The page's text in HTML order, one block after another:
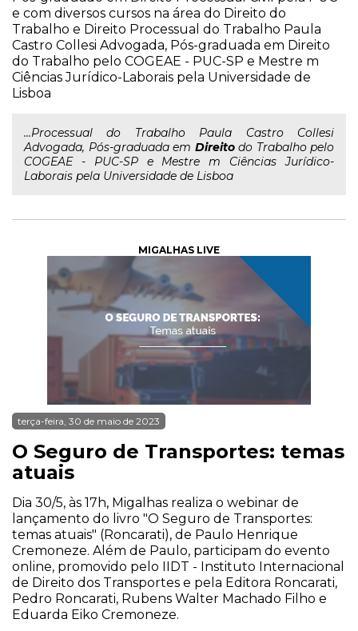
e com diversos cursos na área do Direito do
Trabalho e Direito Processual do Trabalho Paula
Castro Collesi Advogada, Pós-graduada em Direito
do Trabalho pelo COGEAE - PUC-SP e Mestre m
Ciências Jurídico-Laborais pela Universidade de
Lisboa
...Processual do Trabalho Paula Castro Collesi
Advogada, Pós-graduada em Direitodo Trabalho pelo
COGEAE - PUC-SP e Mestre m Ciências Jurídico-
Laborais pela Universidade de Lisboa
MIGALHAS LIVE
terça-feira, 30 de maio de 2023
O Seguro de Transportes: temas
atuais
Dia 30/5, às 17h, Migalhas realiza o webinar de
lançamento do livro "O Seguro de Transportes:
temas atuais" (Roncarati), de Paulo Henrique
Cremoneze. Além de Paulo, participam do evento
online, promovido pelo IIDT - Instituto Internacional
de Direito dos Transportes e pela Editora Roncarati,
Pedro Roncarati, Rubens Walter Machado Filho e
Eduarda Eiko Cremoneze.